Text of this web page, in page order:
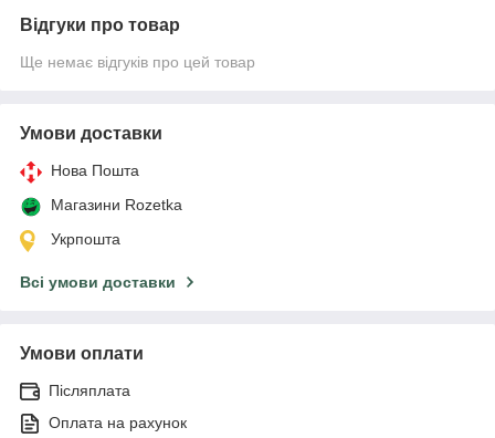
Відгуки про товар
Ще немає відгуків про цей товар
Умови доставки
Нова Пошта
Магазини Rozetka
Укрпошта
Всі умови доставки
Умови оплати
Післяплата
Оплата на рахунок